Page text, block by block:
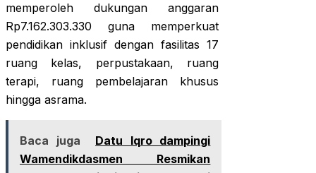
memperoleh dukungan anggaran
Rp7.162.303.330 guna memperkuat
pendidikan inklusif dengan fasilitas 17
ruang kelas, perpustakaan, ruang
terapi, ruang pembelajaran khusus
hingga asrama.
Baca juga
Datu Iqro dampingi
Wamendikdasmen Resmikan